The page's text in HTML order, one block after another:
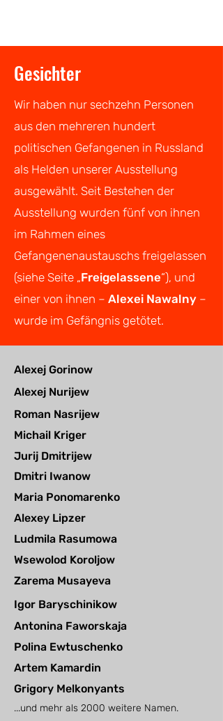
Gesichter
Wir haben nur sechzehn Personen
aus den mehreren hundert
politischen Gefangenen in Russland
als Helden unserer Ausstellung
ausgewählt. Seit Bestehen der
Ausstellung wurden fünf von ihnen
im Rahmen eines
Gefangenenaustauschs freigelassen
(siehe Seite „Freigelassene“), und
einer von ihnen – Alexei Nawalny –
wurde im Gefängnis getötet.
Alexej Gorinow
Alexej Nurijew
Roman Nasrijew
Michail Kriger
Jurij Dmitrijew
Dmitri Iwanow
Maria Ponomarenko
Alexey Lipzer
Ludmila Rasumowa
Wsewolod Koroljow
Zarema Musayeva
Igor Baryschinikow
Antonina Faworskaja
Polina Ewtuschenko
Artem Kamardin
Grigory Melkonyants
...und mehr als 2000 weitere Namen.